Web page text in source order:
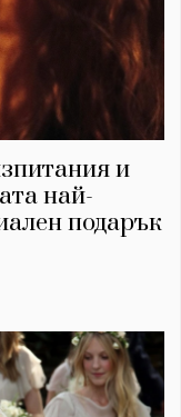
и
най-
подарък
Pinterest
се абонирате за
запазени